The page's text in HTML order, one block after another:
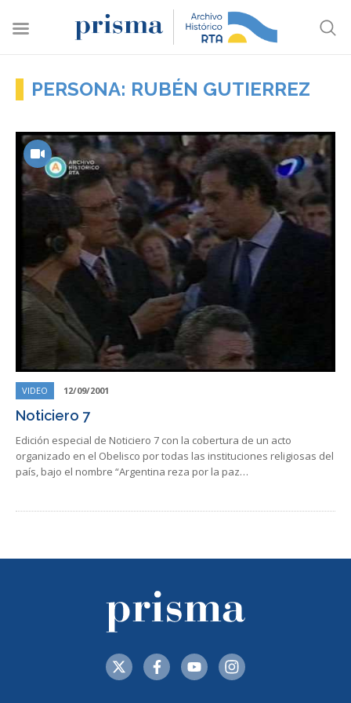
PERSONA: RUBÉN GUTIERREZ
VIDEO 12/09/2001
Noticiero 7
Edición especial de Noticiero 7 con la cobertura de un acto
organizado en el Obelisco por todas las instituciones religiosas del
país, bajo el nombre “Argentina reza por la paz…